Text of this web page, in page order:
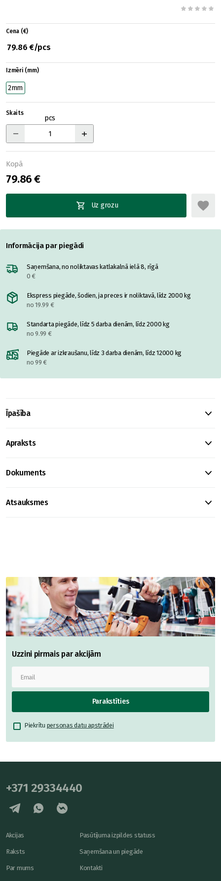
Cena (€)
79.86 €/pcs
Izmēri (mm)
2mm
Skaits
pcs
Kopā
79.86 €
Uz grozu
Informācija par piegādi
Saņemšana, no noliktavas katlakalnā ielā 8, rīgā
0 €
Ekspress piegāde, šodien, ja preces ir noliktavā, līdz 2000 kg
no 19.99 €
Standarta piegāde, līdz 5 darba dienām, līdz 2000 kg
no 9.99 €
Piegāde ar izkraušanu, līdz 3 darba dienām, līdz 12000 kg
no 99 €
Īpašība
Apraksts
Dokuments
Atsauksmes
Uzzini pirmais par akcijām
Parakstīties
Piekrītu personas datu apstrādei
+371 29334440
Akcijas
Raksts
Par mums
Pasūtījuma izpildes statuss
Saņemšana un piegāde
Kontakti